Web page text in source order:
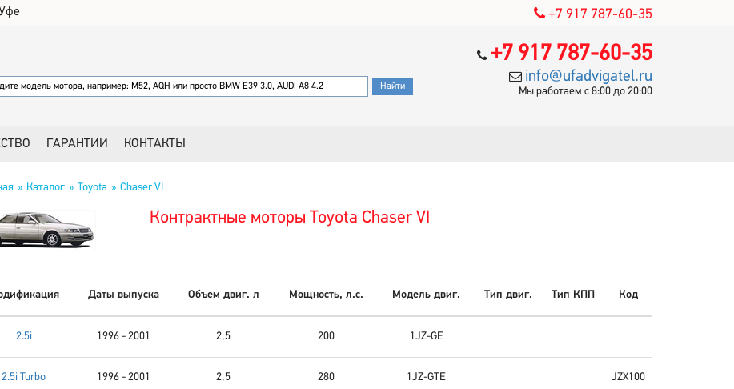
+7 917 787-60-35
+7 917 787-60-35
info@ufadvigatel.ru
Мы работаем с 8:00 до 20:00
ГАРАНТИИ КОНТАКТЫ
Каталог Toyota Chaser VI
Контрактные моторы Toyota Chaser VI
Даты выпуска Объем двиг. л Мощность, л.с. Модель двиг. Тип двиг. Тип КПП Код
2.5i 1996 - 2001 2,5 200 1JZ-GE
2.5i Turbo 1996 - 2001 2,5 280 1JZ-GTE JZX100